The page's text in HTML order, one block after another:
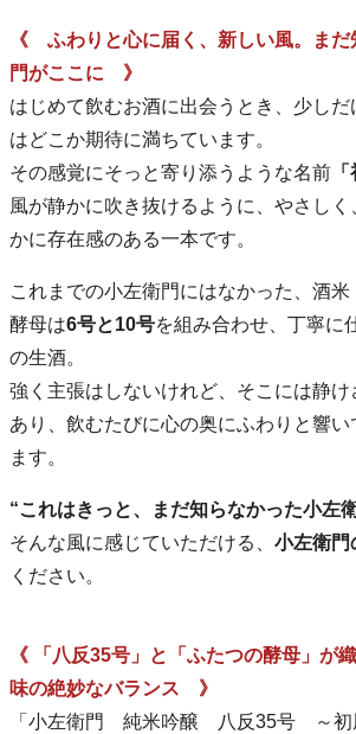
《 ふわりと心に届く、新しい風。まだ
門がここに 》
はじめて飲むお酒に出会うとき、少し
はどこか期待に満ちています。
その感覚にそっと寄り添うような名前
風が静かに吹き抜けるように、やさし
かに存在感のある一本です。
これまでの小左衛門にはなかった、酒米
酵母は6号と10号を組み合わせ、丁寧に
の生酒。
強く主張はしないけれど、そこには静
あり、飲むたびに心の奥にふわりと響い
ます。
“これはきっと、まだ知らなかった小左
そんな風に感じていただける、 小左衛門
ください。
《 「八反35号」と「ふたつの酵母」が
味の絶妙なバランス 》
「小左衛門 純米吟醸 八反35号 ～初